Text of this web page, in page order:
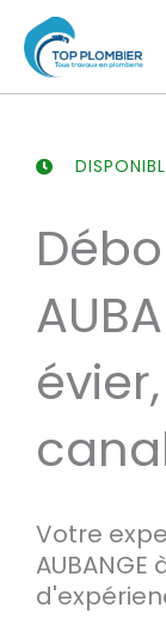
contenu
Votre